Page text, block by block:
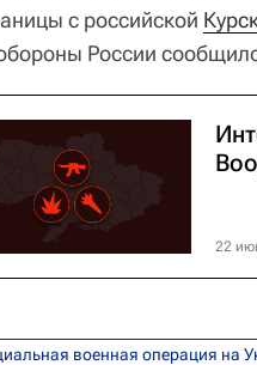
с российской
России
22
военная операция на